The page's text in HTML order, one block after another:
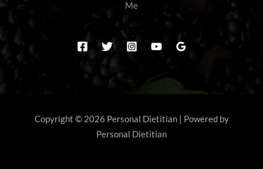
Me
Copyright © 2026 Personal Dietitian | Powered by
Personal Dietitian